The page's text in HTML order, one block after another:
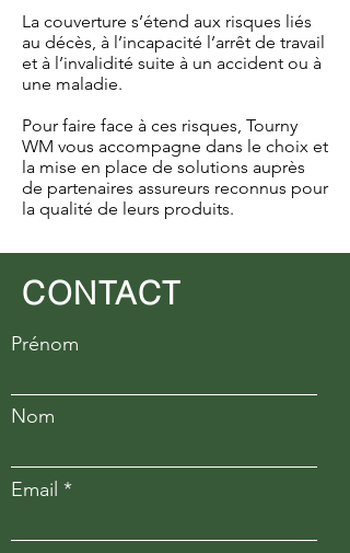
La couverture s’étend aux risques liés
au décès, à l’incapacité l’arrêt de travail
et à l’invalidité suite à un accident ou à
une maladie.
Pour faire face à ces risques, Tourny
WM vous accompagne dans le choix et
la mise en place de solutions auprès
de partenaires assureurs reconnus pour
la qualité de leurs produits.
CONTACT
Prénom
Nom
Email